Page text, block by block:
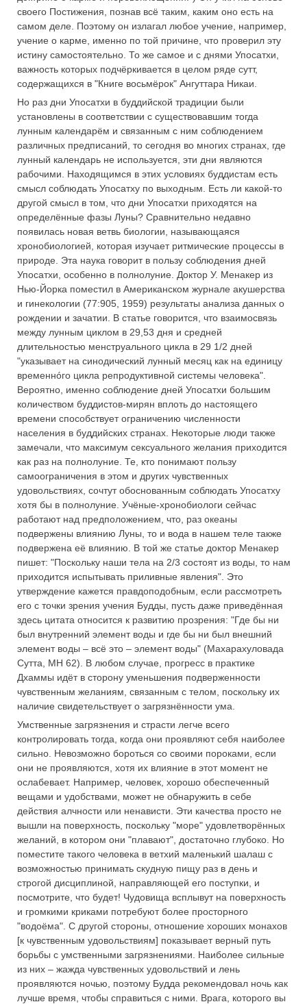
своего Постижения, познав всё таким, каким оно есть на
самом деле. Поэтому он излагал любое учение, например,
учение о карме, именно по той причине, что проверил эту
истину самостоятельно. То же самое и с днями Упосатхи,
важность которых подчёркивается в целом ряде сутт,
содержащихся в "Книге восьмёрок" Ангуттара Никаи.
Но раз дни Упосатхи в буддийской традиции были
установлены в соответствии с существовавшим тогда
лунным календарём и связанным с ним соблюдением
различных предписаний, то сегодня во многих странах, где
лунный календарь не используется, эти дни являются
рабочими. Находящимся в этих условиях буддистам есть
смысл соблюдать Упосатху по выходным. Есть ли какой-то
другой смысл в том, что дни Упосатхи приходятся на
определённые фазы Луны? Сравнительно недавно
появилась новая ветвь биологии, называющаяся
хронобиологией, которая изучает ритмические процессы в
природе. Эта наука говорит в пользу соблюдения дней
Упосатхи, особенно в полнолуние. Доктор У. Менакер из
Нью-Йорка поместил в Американском журнале акушерства
и гинекологии (77:905, 1959) результаты анализа данных о
рождении и зачатии. В статье говорится, что взаимосвязь
между лунным циклом в 29,53 дня и средней
длительностью менструального цикла в 29 1/2 дней
"указывает на синодический лунный месяц как на единицу
временнóго цикла репродуктивной системы человека".
Вероятно, именно соблюдение дней Упосатхи большим
количеством буддистов-мирян вплоть до настоящего
времени способствует ограничению численности
населения в буддийских странах. Некоторые люди также
замечали, что максимум сексуального желания приходится
как раз на полнолуние. Те, кто понимают пользу
самоограничения в этом и других чувственных
удовольствиях, сочтут обоснованным соблюдать Упосатху
хотя бы в полнолуние. Учёные-хронобиологи сейчас
работают над предположением, что, раз океаны
подвержены влиянию Луны, то и вода в нашем теле также
подвержена её влиянию. В той же статье доктор Менакер
пишет: "Поскольку наши тела на 2/3 состоят из воды, то нам
приходится испытывать приливные явления". Это
утверждение кажется правдоподобным, если рассмотреть
его с точки зрения учения Будды, пусть даже приведённая
здесь цитата относится к развитию прозрения: "Где бы ни
был внутренний элемент воды и где бы ни был внешний
элемент воды – всё это – элемент воды" (Махарахуловада
Сутта, МН 62). В любом случае, прогресс в практике
Дхаммы идёт в сторону уменьшения подверженности
чувственным желаниям, связанным с телом, поскольку их
наличие свидетельствует о загрязнённости ума.
Умственные загрязнения и страсти легче всего
контролировать тогда, когда они проявляют себя наиболее
сильно. Невозможно бороться со своими пороками, если
они не проявляются, хотя их влияние в этот момент не
ослабевает. Например, человек, хорошо обеспеченный
вещами и удобствами, может не обнаружить в себе
действия алчности или ненависти. Эти качества просто не
вышли на поверхность, поскольку "море" удовлетворённых
желаний, в котором они "плавают", достаточно глубоко. Но
поместите такого человека в ветхий маленький шалаш с
возможностью принимать скудную пищу раз в день и
строгой дисциплиной, направляющей его поступки, и
посмотрите, что будет! Чудовища всплывут на поверхность
и громкими криками потребуют более просторного
"водоёма". С другой стороны, отношение хороших монахов
[к чувственным удовольствиям] показывает верный путь
борьбы с умственными загрязнениями. Наиболее сильные
из них – жажда чувственных удовольствий и лень
проявляются ночью, поэтому Будда рекомендовал ночь как
лучше время, чтобы справиться с ними. Врага, которого вы